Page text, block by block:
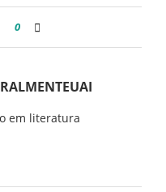
0
em literatura